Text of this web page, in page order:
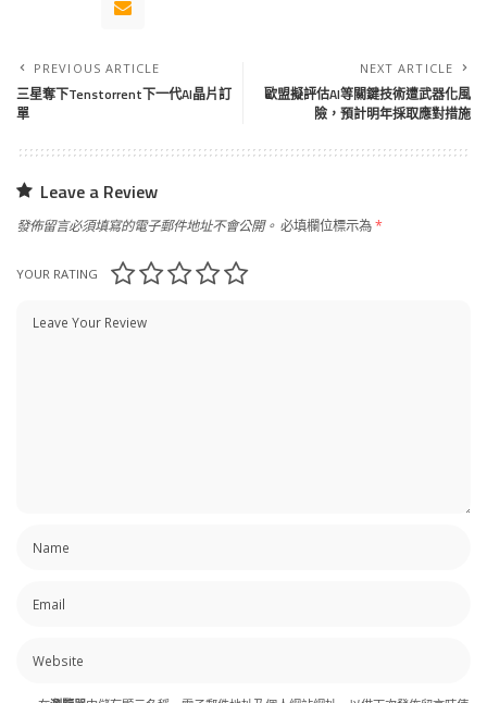
PREVIOUS ARTICLE
三星奪下Tenstorrent下一代AI晶片訂
單
NEXT ARTICLE
歐盟擬評估AI等關鍵技術遭武器化風
險，預計明年採取應對措施
Leave a Review
發佈留言必須填寫的電子郵件地址不會公開。 必填欄位標示為*
YOUR RATING